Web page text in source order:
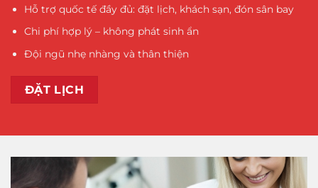
Hỗ trợ quốc tế đầy đủ: đặt lịch, khách sạn, đón sân bay
Chi phí hợp lý – không phát sinh ẩn
Đội ngũ nhẹ nhàng và thân thiện
ĐẶT LỊCH